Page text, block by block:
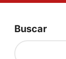
Buscar